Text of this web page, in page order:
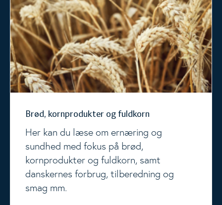
Brød, kornprodukter og fuldkorn
Her kan du læse om ernæring og
sundhed med fokus på brød,
kornprodukter og fuldkorn, samt
danskernes forbrug, tilberedning og
smag mm.